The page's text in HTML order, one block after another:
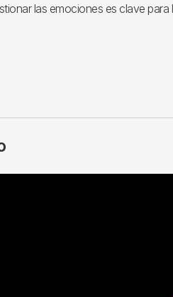
las emociones es clave para